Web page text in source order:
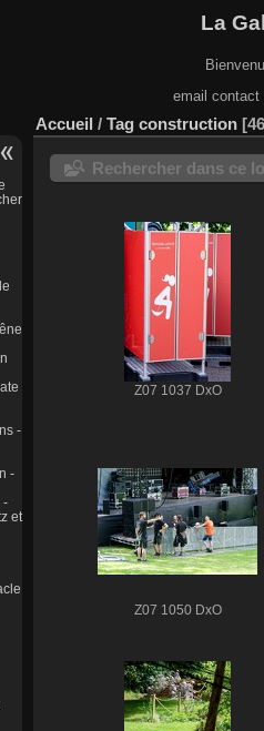
La
email
-
-
-
et
Accueil / Tag construction
Rechercher dans ce
Z07 1037 DxO
Z07 1050 DxO